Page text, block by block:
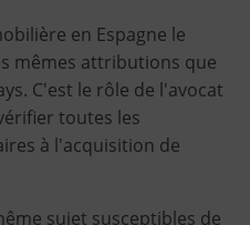
en Espagne le
mêmes attributions que
C'est le rôle de l'avocat
toutes les
à l'acquisition de
sujet susceptibles de